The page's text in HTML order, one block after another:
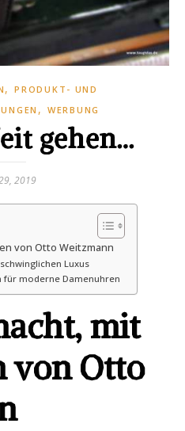
,PRODUKT- UND
, WERBUNG
gehen…
2019
von Otto Weitzmann
Luxus
für moderne Damenuhren
mit
von Otto